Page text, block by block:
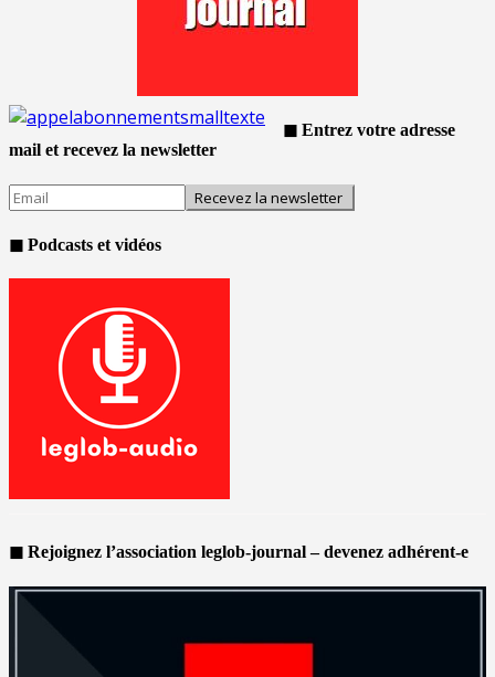
◼ Entrez votre adresse
mail et recevez la newsletter
◼ Podcasts et vidéos
◼ Rejoignez l’association leglob-journal – devenez adhérent-e